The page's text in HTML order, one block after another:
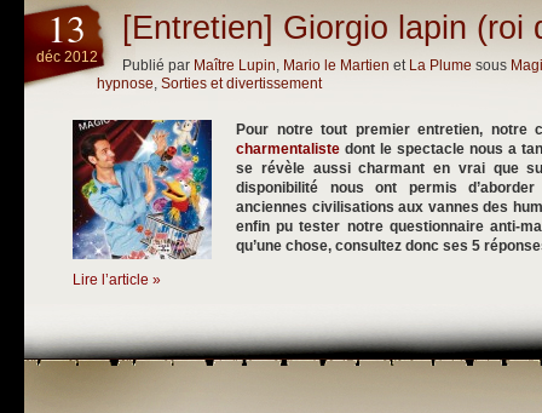
13
déc 2012
[Entretien] Giorgio lapin (roi
Publié par Maître Lupin, Mario le Martien et La Plume sous
hypnose, Sorties et divertissement
Pour notre tout premier entretien, notre
charmentaliste dont le spectacle nous a
se révèle aussi charmant en vrai que
disponibilité nous ont permis
anciennes civilisations aux vannes des
enfin pu tester notre questionnaire anti-
qu’une chose, consultez donc ses 5
Lire l’article »